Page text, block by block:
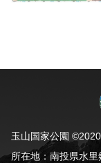
玉山国家公園
所在地：南投県水